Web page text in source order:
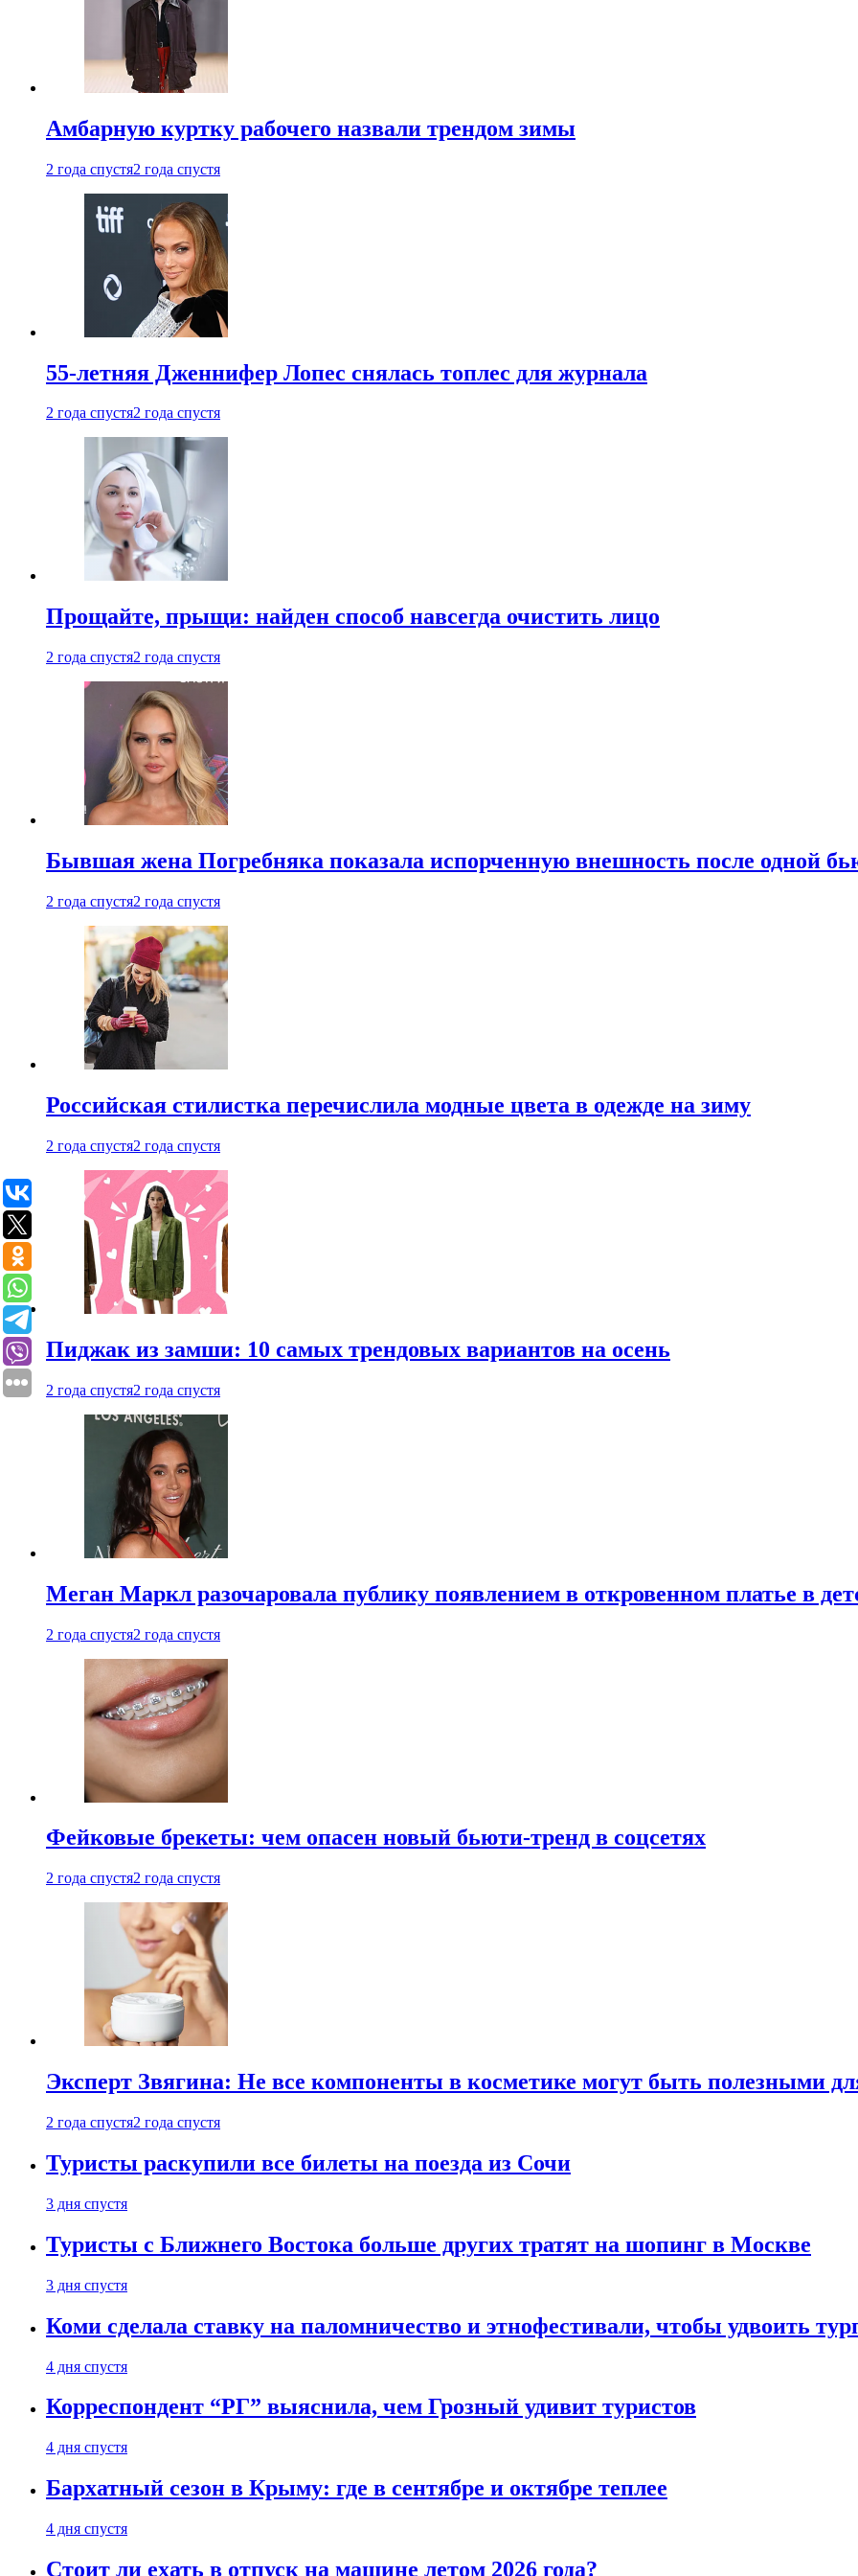
Амбарную куртку рабочего назвали трендом зимы
2 года спустя2 года спустя
55-летняя Дженнифер Лопес снялась топлес для журнала
2 года спустя2 года спустя
Прощайте, прыщи: найден способ навсегда очистить лицо
2 года спустя2 года спустя
Бывшая жена Погребняка показала испорченную внешность после одной
2 года спустя2 года спустя
Российская стилистка перечислила модные цвета в одежде на зиму
2 года спустя2 года спустя
Пиджак из замши: 10 самых трендовых вариантов на осень
2 года спустя2 года спустя
Меган Маркл разочаровала публику появлением в откровенном платье в
2 года спустя2 года спустя
Фейковые брекеты: чем опасен новый бьюти-тренд в соцсетях
2 года спустя2 года спустя
Эксперт Звягина: Не все компоненты в косметике могут быть полезными
2 года спустя2 года спустя
Туристы раскупили все билеты на поезда из Сочи
3 дня спустя
Туристы с Ближнего Востока больше других тратят на шопинг в Москве
3 дня спустя
Коми сделала ставку на паломничество и этнофестивали, чтобы удвоить
4 дня спустя
Корреспондент “РГ” выяснила, чем Грозный удивит туристов
4 дня спустя
Бархатный сезон в Крыму: где в сентябре и октябре теплее
4 дня спустя
Стоит ли ехать в отпуск на машине летом 2026 года?